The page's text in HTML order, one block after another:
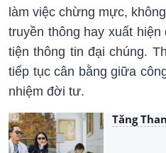
làm việc chừng mực,
truyền thông hay xuất
tiện thông tin đại chúng.
tiếp tục cân bằng giữa
nhiệm đời tư.
Tăng